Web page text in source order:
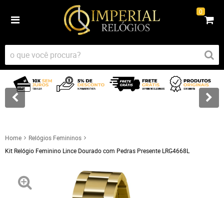
0
Home
Relógios Femininos
Kit Relógio Feminino Lince Dourado com Pedras Presente LRG4668L